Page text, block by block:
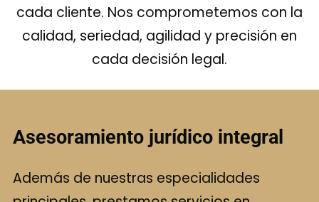
cada cliente. Nos comprometemos con la
calidad, seriedad, agilidad y precisión en
cada decisión legal.
Asesoramiento jurídico integral
Además de nuestras especialidades